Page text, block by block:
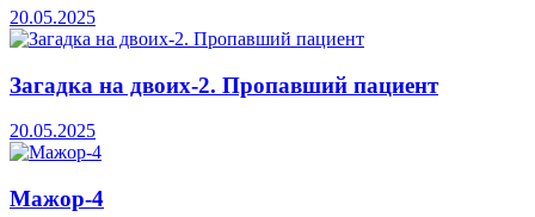
20.05.2025
Загадка на двоих-2. Пропавший пациент
20.05.2025
Мажор-4